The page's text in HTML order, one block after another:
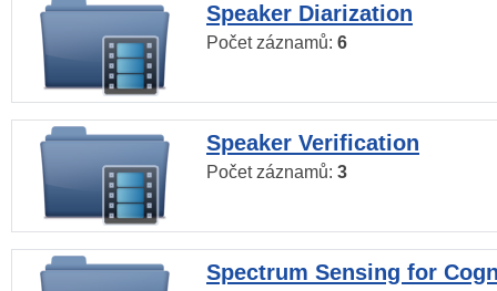
Speaker Diarization
Počet záznamů: 6
Speaker Verification
Počet záznamů: 3
Spectrum Sensing for